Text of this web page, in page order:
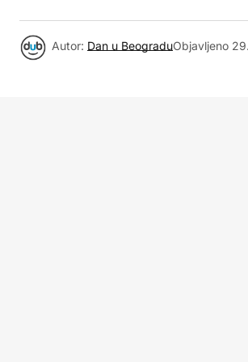
Autor: Dan u BeograduObjavljeno